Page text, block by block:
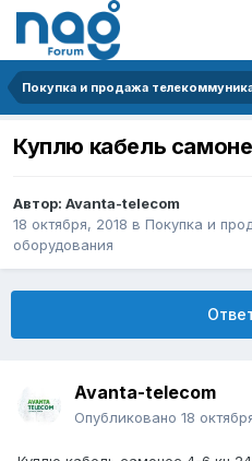
Куплю кабель
Автор: Avanta-telecom
18 октября, 2018 в Покупка и
оборудования
Avanta-telecom
Опубликовано 18